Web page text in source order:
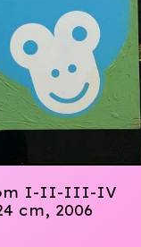
I-II-III-IV
cm, 2006